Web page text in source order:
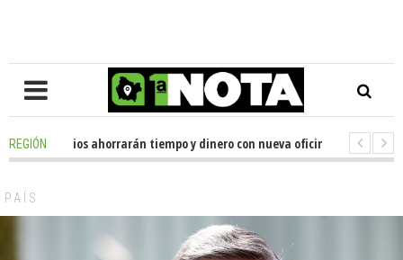
REGIÓN
de usuarios ahorrarán tiempo y dinero con nueva oficina de licencias
PAÍS